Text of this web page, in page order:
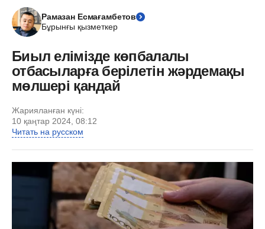
Рамазан Есмағамбетов
Бұрынғы қызметкер
Биыл елімізде көпбалалы
отбасыларға берілетін жәрдемақы
мөлшері қандай
Жарияланған күні:
10 қаңтар 2024, 08:12
Читать на русском